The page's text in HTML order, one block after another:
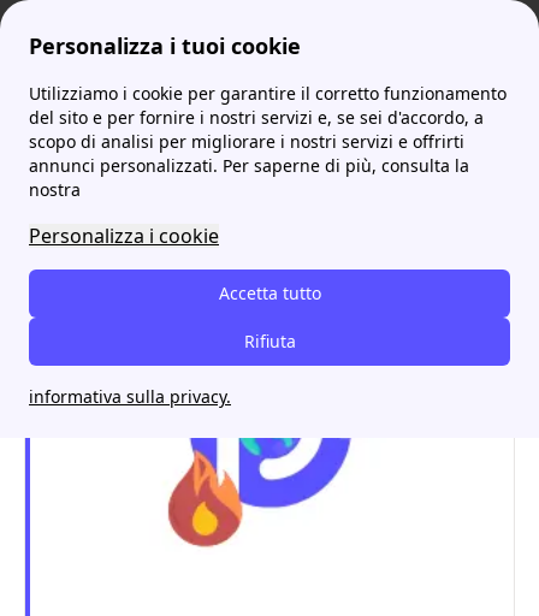
Personalizza i tuoi cookie
Utilizziamo i cookie per garantire il corretto funzionamento
del sito e per fornire i nostri servizi e, se sei d'accordo, a
scopo di analisi per migliorare i nostri servizi e offrirti
annunci personalizzati. Per saperne di più, consulta la
nostra
Personalizza i cookie
Accetta tutto
Rifiuta
informativa sulla privacy.
ProntoBolletta MoreAcea Acea Energia Cerveteri: scopri come attivare la tua offerta luce e gas
Acea Energia Cerveteri:
scopri come attivare la tua
offerta luce e gas